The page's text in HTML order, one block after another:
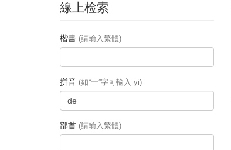
線上检索
楷書 (請輸入繁體)
拼音 (如“一”字可輸入 yi)
部首 (請輸入繁體)